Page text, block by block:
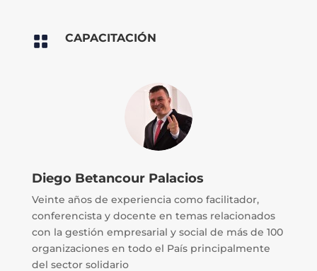
 CAPACITACIÓN
Diego Betancour Palacios
Veinte años de experiencia como facilitador,
conferencista y docente en temas relacionados
con la gestión empresarial y social de más de 100
organizaciones en todo el País principalmente
del sector solidario